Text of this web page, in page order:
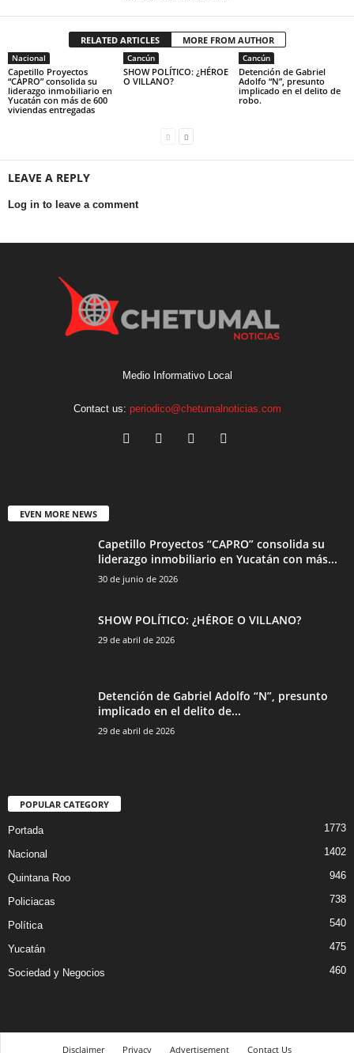
RELATED ARTICLES MORE FROM AUTHOR
Nacional
Capetillo Proyectos
“CAPRO” consolida su
liderazgo inmobiliario en
Yucatán con más de 600
viviendas entregadas
Cancún
SHOW POLÍTICO: ¿HÉROE
O VILLANO?
Cancún
Detención de Gabriel
Adolfo “N”, presunto
implicado en el delito de
robo.
LEAVE A REPLY
Log in to leave a comment
Medio Informativo Local
Contact us: periodico@chetumalnoticias.com
EVEN MORE NEWS
Capetillo Proyectos “CAPRO” consolida su
liderazgo inmobiliario en Yucatán con más...
30 de junio de 2026
SHOW POLÍTICO: ¿HÉROE O VILLANO?
29 de abril de 2026
Detención de Gabriel Adolfo “N”, presunto
implicado en el delito de...
29 de abril de 2026
POPULAR CATEGORY
Portada 1773
Nacional 1402
Quintana Roo 946
Policiacas 738
Política 540
Yucatán 475
Sociedad y Negocios 460
Disclaimer Privacy Advertisement Contact Us